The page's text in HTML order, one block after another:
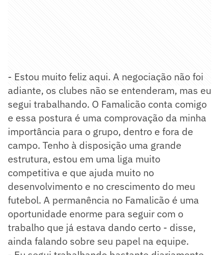
- Estou muito feliz aqui. A negociação não foi
adiante, os clubes não se entenderam, mas eu
segui trabalhando. O Famalicão conta comigo
e essa postura é uma comprovação da minha
importância para o grupo, dentro e fora de
campo. Tenho à disposição uma grande
estrutura, estou em uma liga muito
competitiva e que ajuda muito no
desenvolvimento e no crescimento do meu
futebol. A permanência no Famalicão é uma
oportunidade enorme para seguir com o
trabalho que já estava dando certo - disse,
ainda falando sobre seu papel na equipe.